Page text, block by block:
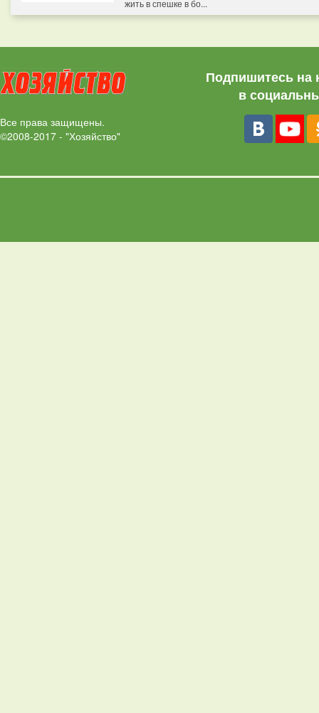
жить в спешке в бо...
Все права защищены.
©2008-2017 - "Хозяйство"
Подпишитесь на
в